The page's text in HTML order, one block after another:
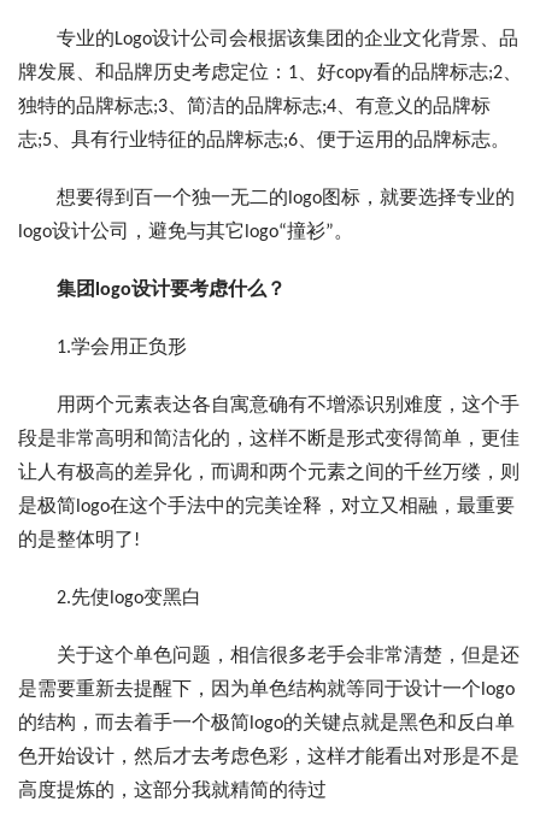
专业的Logo设计公司会根据该集团的企业文化背景、品
牌发展、和品牌历史考虑定位：1、好copy看的品牌标志;2、
独特的品牌标志;3、简洁的品牌标志;4、有意义的品牌标
志;5、具有行业特征的品牌标志;6、便于运用的品牌标志。
想要得到百一个独一无二的logo图标，就要选择专业的
logo设计公司，避免与其它logo“撞衫”。
集团logo设计要考虑什么？
1.学会用正负形
用两个元素表达各自寓意确有不增添识别难度，这个手
段是非常高明和简洁化的，这样不断是形式变得简单，更佳
让人有极高的差异化，而调和两个元素之间的千丝万缕，则
是极简logo在这个手法中的完美诠释，对立又相融，最重要
的是整体明了!
2.先使logo变黑白
关于这个单色问题，相信很多老手会非常清楚，但是还
是需要重新去提醒下，因为单色结构就等同于设计一个logo
的结构，而去着手一个极简logo的关键点就是黑色和反白单
色开始设计，然后才去考虑色彩，这样才能看出对形是不是
高度提炼的，这部分我就精简的待过